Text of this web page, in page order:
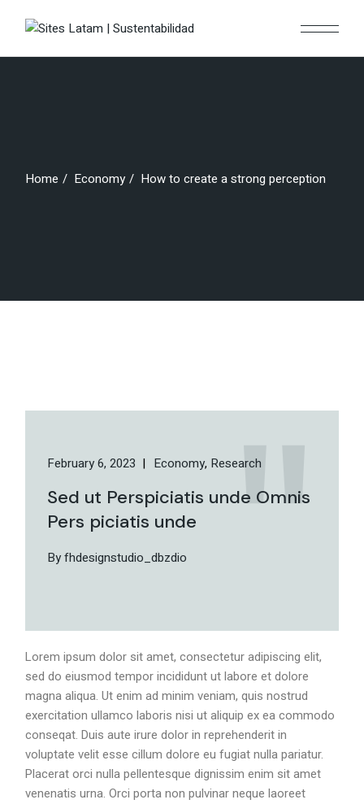
Home Economy How to create a strong perception
February 6, 2023 Economy Research
Sed ut Perspiciatis unde Omnis
Pers piciatis unde
By fhdesignstudio_dbzdio
Lorem ipsum dolor sit amet, consectetur adipiscing elit,
sed do eiusmod tempor incididunt ut labore et dolore
magna aliqua. Ut enim ad minim veniam, quis nostrud
exercitation ullamco laboris nisi ut aliquip ex ea commodo
conseqat. Duis aute irure dolor in reprehenderit in
voluptate velit esse cillum dolore eu fugiat nulla pariatur.
Placerat orci nulla pellentesque dignissim enim sit amet
venenatis urna. Orci porta non pulvinar neque laoreet